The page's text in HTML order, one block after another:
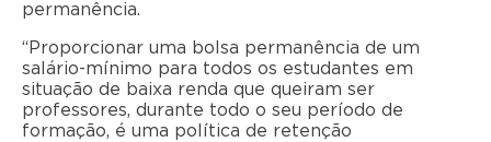
permanência.
“Proporcionar uma bolsa permanência de um
salário-mínimo para todos os estudantes em
situação de baixa renda que queiram ser
professores, durante todo o seu período de
formação, é uma política de retenção